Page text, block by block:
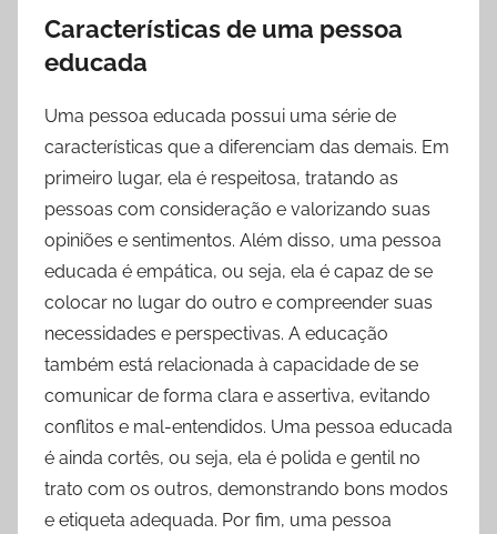
Características de uma pessoa
educada
Uma pessoa educada possui uma série de
características que a diferenciam das demais. Em
primeiro lugar, ela é respeitosa, tratando as
pessoas com consideração e valorizando suas
opiniões e sentimentos. Além disso, uma pessoa
educada é empática, ou seja, ela é capaz de se
colocar no lugar do outro e compreender suas
necessidades e perspectivas. A educação
também está relacionada à capacidade de se
comunicar de forma clara e assertiva, evitando
conflitos e mal-entendidos. Uma pessoa educada
é ainda cortês, ou seja, ela é polida e gentil no
trato com os outros, demonstrando bons modos
e etiqueta adequada. Por fim, uma pessoa